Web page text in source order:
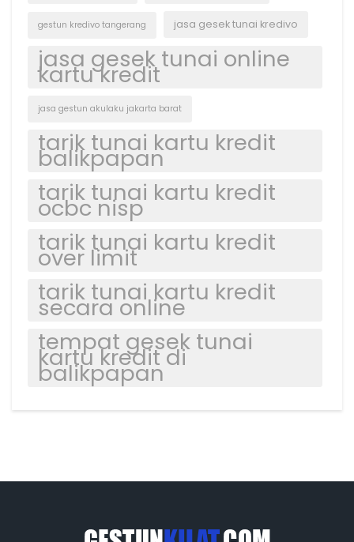
gestun kredivo tangerang jasa gesek tunai kredivo
jasa gesek tunai online
kartu kredit
jasa gestun akulaku jakarta barat
tarik tunai kartu kredit
balikpapan
tarik tunai kartu kredit
ocbc nisp
tarik tunai kartu kredit
over limit
tarik tunai kartu kredit
secara online
tempat gesek tunai
kartu kredit di
balikpapan